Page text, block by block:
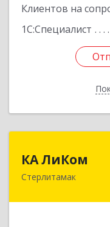
Клиентов на
1С:Специалист
КА ЛиКом
Стерлитамак453115,